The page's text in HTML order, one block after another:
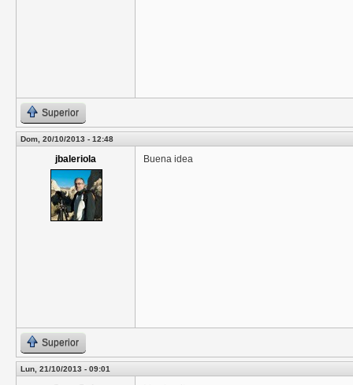
Superior
Dom, 20/10/2013 - 12:48
jbaleriola Buena idea
Superior
Lun, 21/10/2013 - 09:01